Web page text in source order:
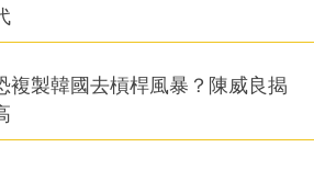
複製韓國去槓桿風暴？陳威良揭